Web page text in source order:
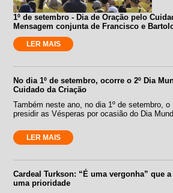
1º de setembro - Dia de Oração pelo
Mensagem conjunta de Francisco e
LER MAIS
No dia 1º de setembro, ocorre o 2º Dia
Cuidado da Criação
Também neste ano, no dia 1º de setembro,
presidir as Vésperas por ocasião do Dia
LER MAIS
Cardeal Turkson: “É uma vergonha” que
uma prioridade